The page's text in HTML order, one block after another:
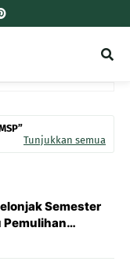
Tunjukkan semua
Semester